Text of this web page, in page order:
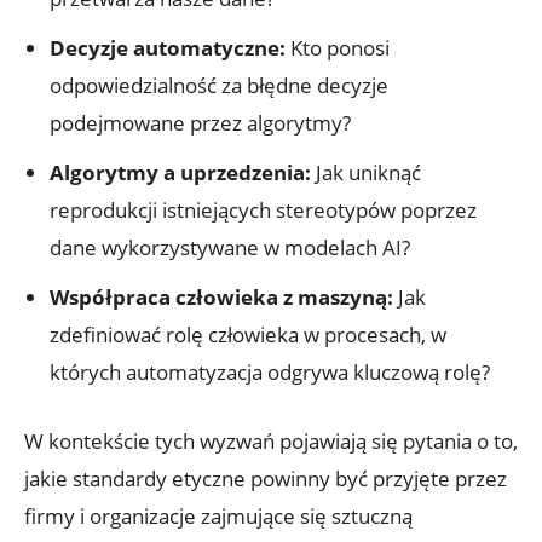
Decyzje automatyczne: Kto ponosi
odpowiedzialność za błędne ​decyzje
podejmowane przez algorytmy?
Algorytmy⁢ a uprzedzenia: Jak uniknąć
reprodukcji istniejących stereotypów poprzez
dane wykorzystywane w modelach AI?
Współpraca człowieka z maszyną: ​Jak
zdefiniować rolę człowieka w procesach, w
których automatyzacja odgrywa kluczową‍ rolę?
W kontekście tych wyzwań pojawiają się pytania o to,
jakie standardy etyczne powinny być przyjęte przez
firmy i organizacje zajmujące się sztuczną